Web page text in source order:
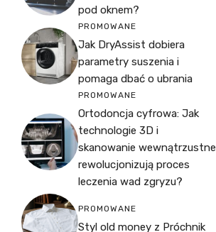
pod oknem?
PROMOWANE
Jak DryAssist dobiera
parametry suszenia i
pomaga dbać o ubrania
PROMOWANE
Ortodoncja cyfrowa: Jak
technologie 3D i
skanowanie wewnątrzustne
rewolucjonizują proces
leczenia wad zgryzu?
PROMOWANE
Styl old money z Próchnik